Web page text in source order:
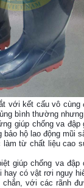
với kết cấu vô
bình thường
giúp chống va
bảo hộ lao động mũi
từ chất liệu cao
giúp chống va
hay có vật rơi nguy
với các rãnh